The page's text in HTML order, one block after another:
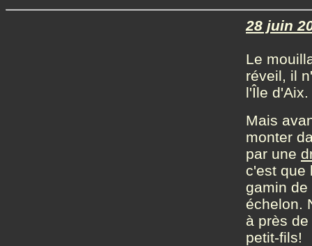
28 juin
Le
réveil, il
l'Île d'Aix.
Mais
monter
par une
c'est que
gamin
échelon.
à près
petit-fils!